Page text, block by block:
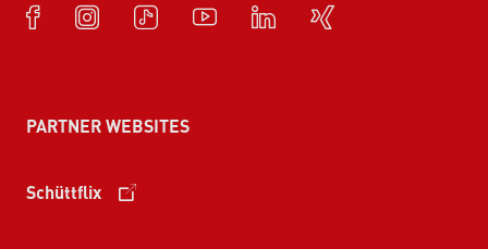
PARTNER WEBSITES
Schüttflix